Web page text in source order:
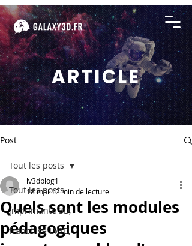
ARTICLE
Post
Tout les posts
imprimante 3D,
franchise LV3D,
Tout les posts
Quels sont les modules
pédagogiques
lv3dblog1
18 mai12 min de lecture